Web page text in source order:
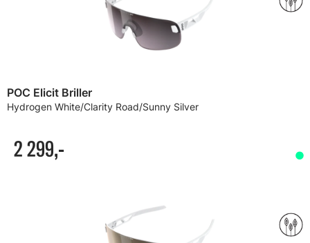
POC Elicit Briller
Hydrogen White/Clarity Road/Sunny Silver
2 299,-